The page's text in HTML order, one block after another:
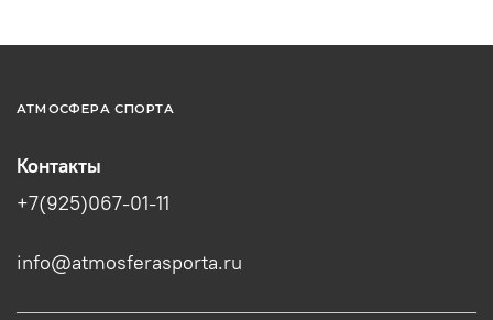
АТМОСФЕРА СПОРТА
Контакты
+7(925)067-01-11
info@atmosferasporta.ru